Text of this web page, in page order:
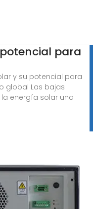
para
y su potencial para
global Las bajas
energía solar una